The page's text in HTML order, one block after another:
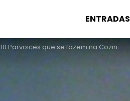
ENTRADAS
10 Parvoices que se fazem na Cozinha